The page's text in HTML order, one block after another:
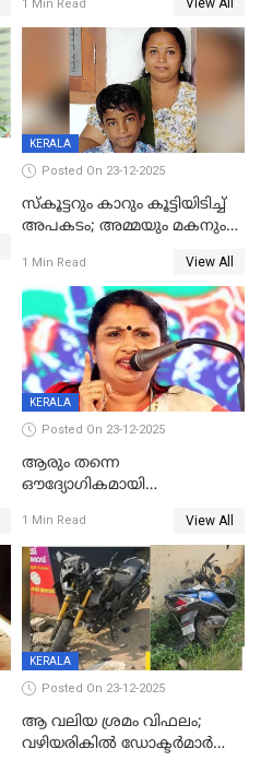
മരിച്ചു
1 Min Read View All
KERALA
Posted On 23-12-2025
സ്കൂട്ടറും കാറും കൂട്ടിയിടിച്ച്
അപകടം; അമ്മയും മകനും
ഗുരുതരാവസ്ഥയിൽ
1 Min Read View All
KERALA
Posted On 23-12-2025
ആരും തന്നെ
ഔദ്യോഗികമായി
കണ്ടെത്താൻ ഇന്ന് കോർ
കമ്മിറ്റി കൂടിയില്ല';
അതൃപ്തിയുമായി ദീപ്തി മേരി
വർഗീസ്
1 Min Read View All
KERALA
Posted On 23-12-2025
ആ വലിയ ശ്രമം വിഫലം;
വഴിയരികില്‍ ‌ഡോക്ടര്‍മാര്‍